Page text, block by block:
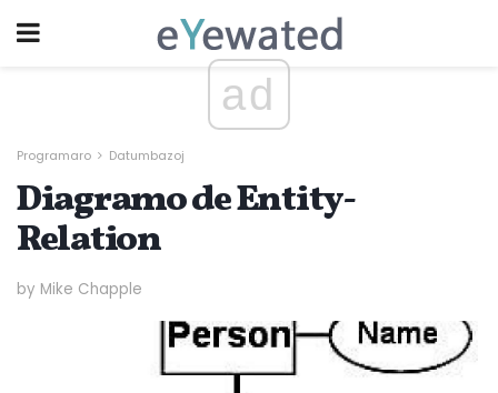
ad
Programaro Datumbazoj
Diagramo de Entity-
Relation
by Mike Chapple